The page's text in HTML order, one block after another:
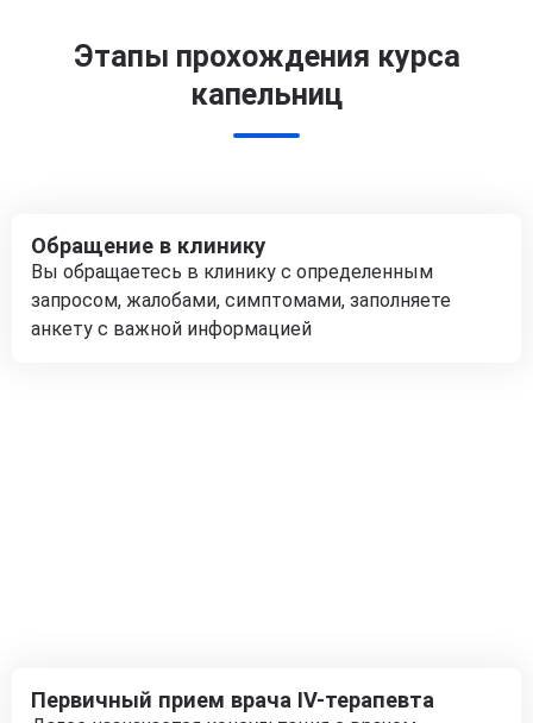
Этапы прохождения курса
капельниц
Обращение в клинику
Вы обращаетесь в клинику с определенным
запросом, жалобами, симптомами, заполняете
анкету с важной информацией
Первичный прием врача IV-терапевта